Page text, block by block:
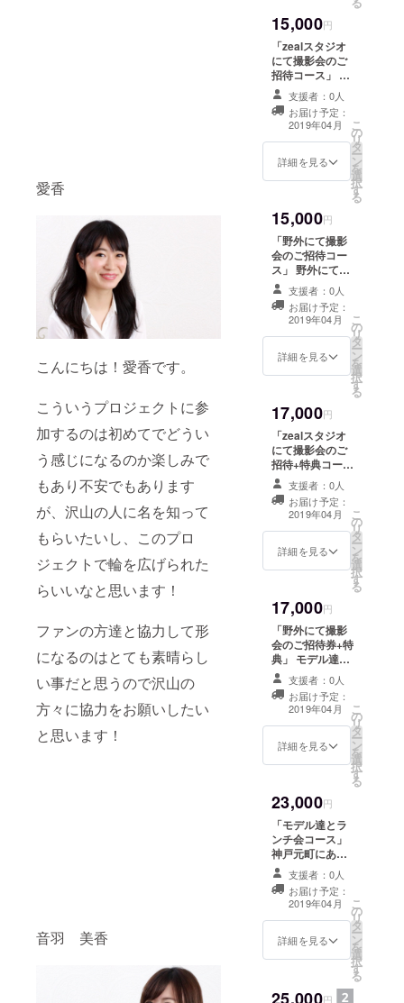
愛香
こんにちは！愛香です。
こういうプロジェクトに参
加するのは初めてでどうい
う感じになるのか楽しみで
もあり不安でもあります
が、沢山の人に名を知って
もらいたいし、このプロ
ジェクトで輪を広げられた
らいいなと思います！
ファンの方達と協力して形
になるのはとても素晴らし
い事だと思うので沢山の
方々に協力をお願いしたい
と思います！
音羽 美香
15,000円
「zealスタジオ
にて撮影会のご
招待コース」 ス
タジオが完成
後、モデル達の
撮影会にご招待
致します。 モデ
ル２人に対しカ
メラマン１０人
程度を予定。 時
カメラを始めた
ばかりの方でも
どうぞお越しく
ださい。 楽しく
撮影をしながら
交流の場を持て
たらと思ってお
ります。 ※機材
の貸し出しはお
断りしておりま
す。カメラ等は
持参をお願い致
集合、現地解散
をお願いしてい
ます。
支援者：0人
お届け予定：
2019年04月
詳細を見る
こ
の
リ
タ
ー
ン
を
選
択
す
る
15,000円
「野外にて撮影
会のご招待コー
ス」 野外にてモ
デル達の撮影会
にご招待致しま
す。 モデル２人
に対しカメラマ
ン１０人程度を
予定。 時間は２
の方でもどうぞ
お越しくださ
い。 楽しく撮影
をしながら交流
の場を持てたら
と思っておりま
す。 ※機材の貸
し出しはお断り
しております。
カメラ等は持参
をお願い致しま
す。 ※現地集
お願いしていま
す。 ※場所は神
戸を予定してお
ります。
支援者：0人
お届け予定：
2019年04月
詳細を見る
こ
の
リ
タ
ー
ン
を
選
択
す
る
17,000円
「zealスタジオ
にて撮影会のご
招待+特典コー
ス」 スタジオが
完成後、モデル
達の撮影会にご
招待致します。
モデル２人に対
しカメラマン１
ます。 カメラを
始めたばかりの
方でもどうぞお
越しください。
楽しく撮影をし
ながら交流の場
を持てたらと
思っておりま
す。 ※機材の貸
し出しはお断り
しております。
カメラ等は持参
す。 ※現地集
合、現地解散を
お願いしていま
す。 特典と致し
まして、オリジ
ナルポストカー
ドをプレゼント
いたします。 撮
影会後、モデル
とツーショット
写真をお撮りい
支援者：0人
お届け予定：
2019年04月
詳細を見る
こ
の
リ
タ
ー
ン
を
選
択
す
る
17,000円
「野外にて撮影
会のご招待券+特
典」 モデル達の
撮影会にご招待
致します。 モデ
ル２人に対しカ
メラマン１０人
程度を予定。 時
間は２時間を予
どうぞお越しく
ださい。 楽しく
撮影をしながら
交流の場を持て
たらと思ってお
ります。 ※機材
の貸し出しはお
断りしておりま
す。 特典と致し
まして、オリジ
ナルポストカー
ドをプレゼン
モデルとツー
支援者：0人
お届け予定：
2019年04月
詳細を見る
こ
の
リ
タ
ー
ン
を
選
択
す
る
23,000円
「モデル達とラ
ンチ会コース」
神戸元町にある
カフェにて２時
間ほど美味しい
ランチを食べな
がら モデル達と
一緒にお話しし
ましょう！ 少人
お越しくださ
支援者：0人
お届け予定：
2019年04月
詳細を見る
こ
の
リ
タ
ー
ン
を
選
択
す
る
円